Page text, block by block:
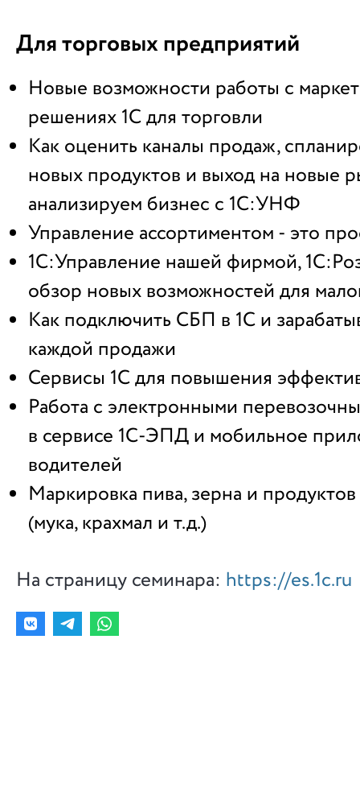
Для торговых предприятий
Новые возможности работы с
решениях 1С для торговли
Как оценить каналы продаж,
новых продуктов и выход на новые
анализируем бизнес с 1С:УНФ
Управление ассортиментом - это
1С:Управление нашей фирмой,
обзор новых возможностей для
Как подключить СБП в 1С и
каждой продажи
Сервисы 1С для повышения
Работа с электронными
в сервисе 1С-ЭПД и мобильное
водителей
Маркировка пива, зерна и
(мука, крахмал и т.д.)
На страницу семинара: https://es.1c.ru